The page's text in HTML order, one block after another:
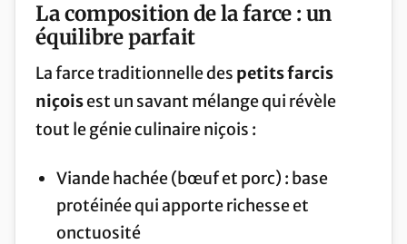
La composition de la farce : un
équilibre parfait
La farce traditionnelle des petits farcis
niçoisest un savant mélange qui révèle
tout le génie culinaire niçois :
Viande hachée (bœuf et porc) : base
protéinée qui apporte richesse et
onctuosité